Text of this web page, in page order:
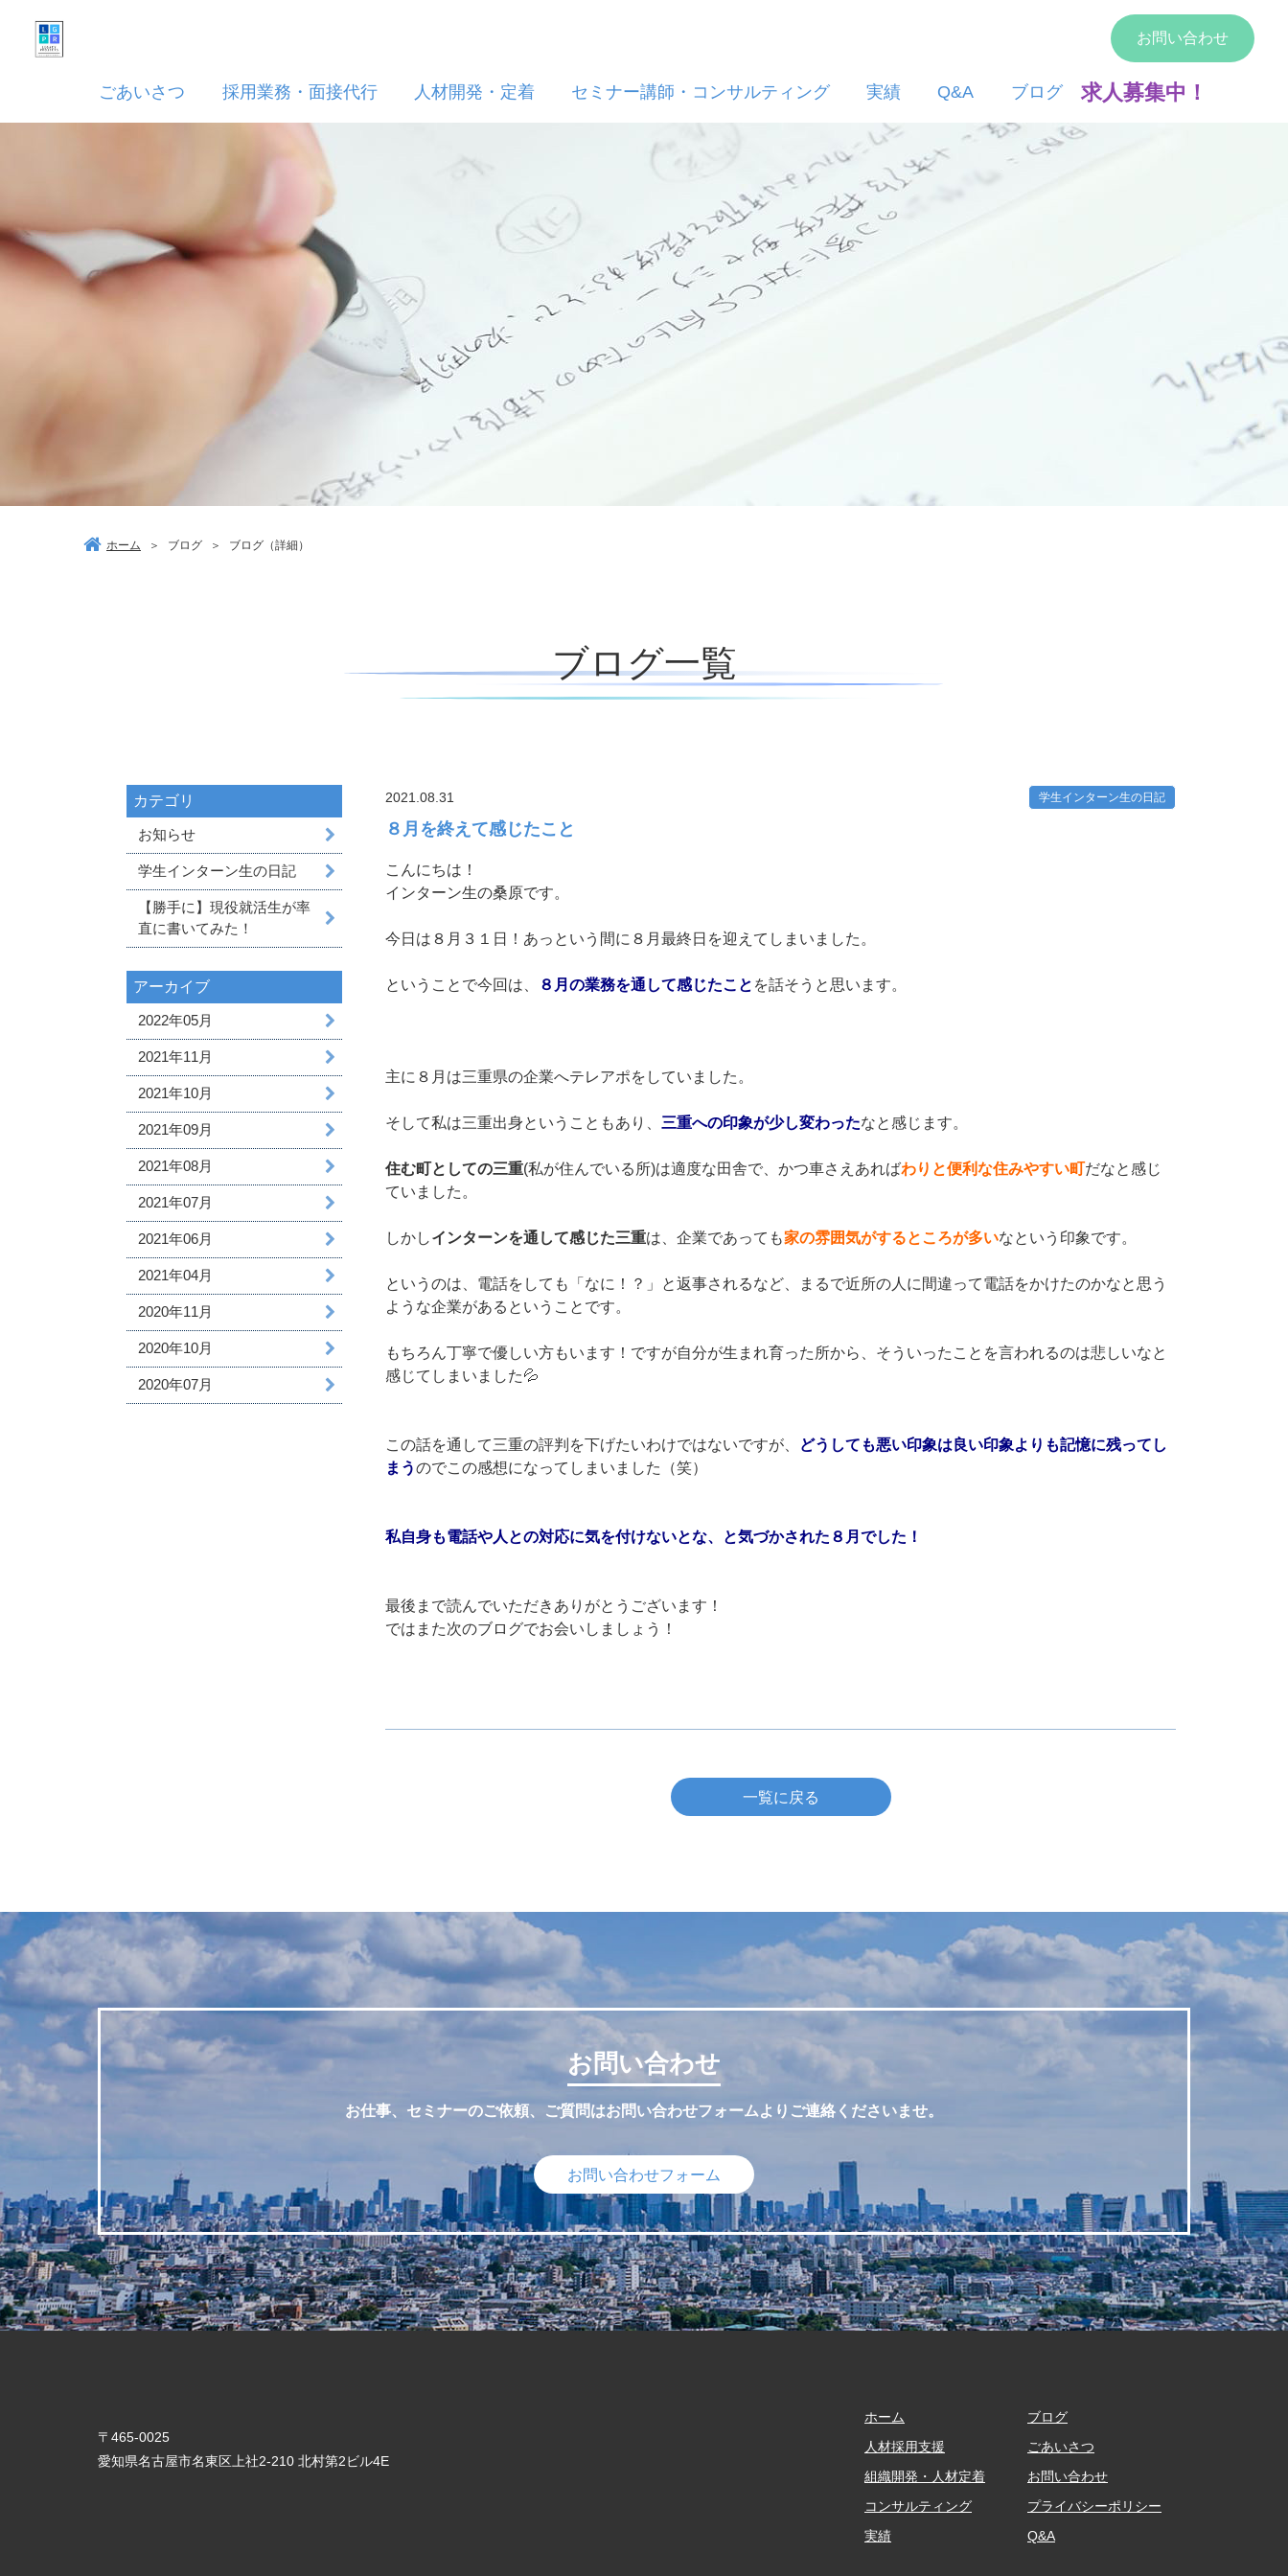
ごあいさつ 採用業務・面接代行 人材開発・定着 セミナー講師・コンサルティング 実績 Q&A ブログ 求人募集中！
お問い合わせ
ホーム ＞ ブログ ＞ ブログ（詳細）
ブログ一覧
カテゴリ
お知らせ
学生インターン生の日記
【勝手に】現役就活生が率
直に書いてみた！
アーカイブ
2022年05月
2021年11月
2021年10月
2021年09月
2021年08月
2021年07月
2021年06月
2021年04月
2020年11月
2020年10月
2020年07月
2021.08.31 学生インターン生の日記
８月を終えて感じたこと
こんにちは！
インターン生の桑原です。
今日は８月３１日！あっという間に８月最終日を迎えてしまいました。
ということで今回は、 ８月の業務を通して感じたこと を話そうと思います。
主に８月は三重県の企業へテレアポをしていました。
そして私は三重出身ということもあり、 三重への印象が少し変わったなと感じます。
住む町としての三重(私が住んでいる所)は適度な田舎で、かつ車さえあればわりと便利な住みやすい町だなと感じ
ていました。
しかしインターンを通して感じた三重は、企業であっても家の雰囲気がするところが多いなという印象です。
というのは、電話をしても「なに！？」と返事されるなど、まるで近所の人に間違って電話をかけたのかなと思う
ような企業があるということです。
もちろん丁寧で優しい方もいます！ですが自分が生まれ育った所から、そういったことを言われるのは悲しいなと
感じてしまいました💦
この話を通して三重の評判を下げたいわけではないですが、
どうしても悪い印象は良い印象よりも記憶に残ってし
まうのでこの感想になってしまいました（笑）
私自身も電話や人との対応に気を付けないとな、と気づかされた８月でした！
最後まで読んでいただきありがとうございます！
ではまた次のブログでお会いしましょう！
一覧に戻る
お問い合わせ
お仕事、セミナーのご依頼、ご質問はお問い合わせフォームよりご連絡くださいませ。
お問い合わせフォーム
〒465-0025
愛知県名古屋市名東区上社2-210 北村第2ビル4E
ホーム​​​​​​​
ブログ
人材採用支援
ごあいさつ
組織開発・人材定着
お問い合わせ
コンサルティング
プライバシーポリシー
実績
Q&A​​​​​